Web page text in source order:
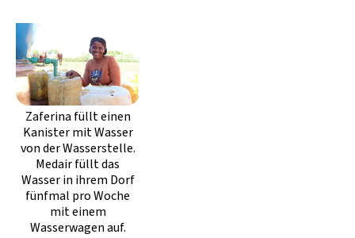
Zaferina füllt einen
Kanister mit Wasser
von der Wasserstelle.
Medair füllt das
Wasser in ihrem Dorf
fünfmal pro Woche
mit einem
Wasserwagen auf.